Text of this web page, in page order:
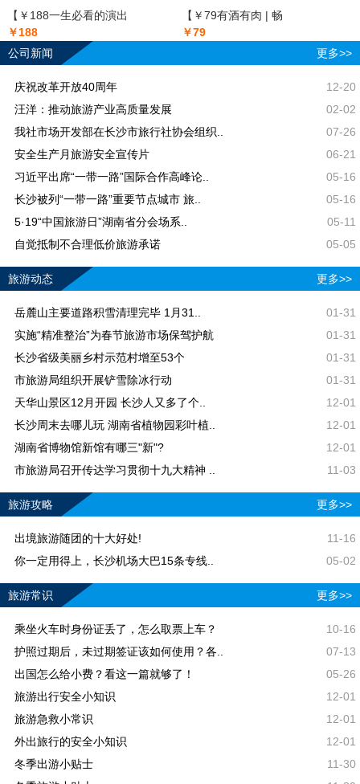
【￥188一生必看的演出
￥188
【￥79有酒有肉 | 畅
￥79
公司新闻
更多>>
庆祝改革开放40周年
12-20
汪洋：推动旅游产业高质量发展
02-02
我社市场开发部在长沙市旅行社协会组织..
07-26
安全生产月旅游安全宣传片
06-21
习近平出席“一带一路”国际合作高峰论..
05-16
长沙被列“一带一路”重要节点城市 旅..
05-16
5·19“中国旅游日”湖南省分会场系..
05-11
自觉抵制不合理低价旅游承诺
05-05
旅游动态 更多>>
岳麓山主要道路积雪清理完毕 1月31..
01-31
实施“精准整治”为春节旅游市场保驾护航
01-31
长沙省级美丽乡村示范村增至53个
01-31
市旅游局组织开展铲雪除冰行动
01-31
天华山景区12月开园 长沙人又多了个..
12-01
长沙周末去哪儿玩 湖南省植物园彩叶植..
12-01
湖南省博物馆新馆有哪三"新"?
12-01
市旅游局召开传达学习贯彻十九大精神 ..
11-03
旅游攻略 更多>>
出境旅游随团的十大好处!
11-16
你一定用得上，长沙机场大巴15条专线..
05-02
旅游常识 更多>>
乘坐火车时身份证丢了，怎么取票上车？
10-16
护照过期后，未过期签证该如何使用？各..
07-13
出国怎么给小费？看这一篇就够了！
05-26
旅游出行安全小知识
12-01
旅游急救小常识
12-01
外出旅行的安全小知识
12-01
冬季出游小贴士
11-30